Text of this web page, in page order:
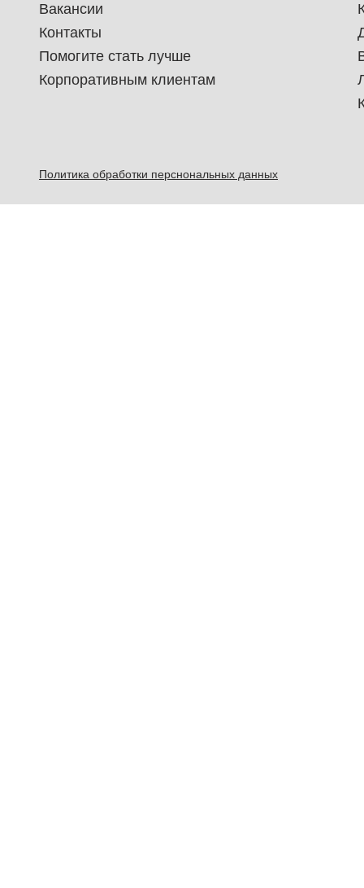
Вакансии
Контакты
Помогите стать лучше
Корпоративным клиентам
Политика обработки перснональных данных